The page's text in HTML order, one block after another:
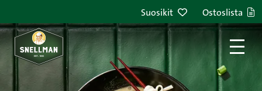
Suosikit Ostoslista